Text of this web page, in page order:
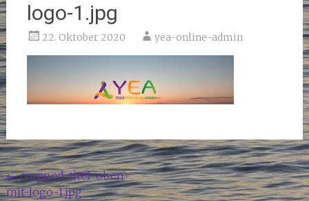
logo-1.jpg
22. Oktober 2020 yea-online-admin
Beitragsnavigation
←cropped-titel-oben-
mit-logo-1.jpg